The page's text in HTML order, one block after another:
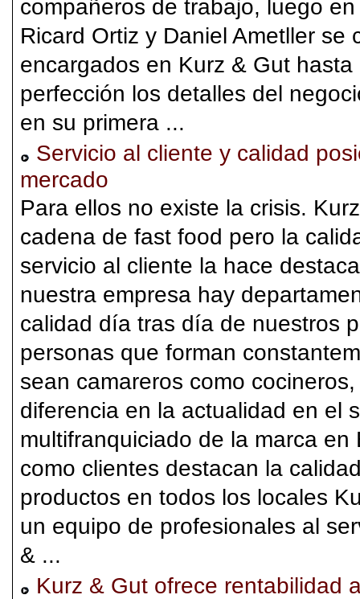
compañeros de trabajo, luego
Ricard Ortiz y Daniel Ametller
encargados en Kurz & Gut
perfección los detalles del
en su primera ...
Servicio al cliente y calidad
mercado
Para ellos no existe la crisis.
cadena de fast food pero la
servicio al cliente la hace
nuestra empresa hay
calidad día tras día de nuestros
personas que forman
sean camareros como
diferencia en la actualidad en el
multifranquiciado de la marca
como clientes destacan la
productos en todos los locales
un equipo de profesionales al
& ...
Kurz & Gut ofrece rentabilidad